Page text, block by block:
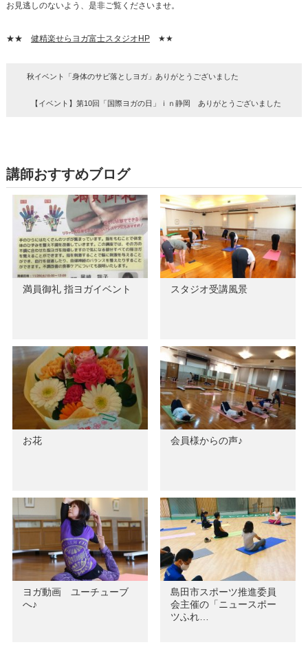
お見逃しのないよう、是非ご覧くださいませ。
★★ 健精楽せらヨガ富士スタジオHP★★
秋イベント「身体のサビ落としヨガ」ありがとうございました
【イベント】第10回「国際ヨガの日」ｉｎ静岡 ありがとうございました
講師おすすめブログ
満員御礼 指ヨガイベント スタジオ受講風景
お花 会員様からの声♪
ヨガ動画 ユーチューブ
へ♪
島田市スポーツ推進委員
会主催の「ニュースポー
ツふれ…